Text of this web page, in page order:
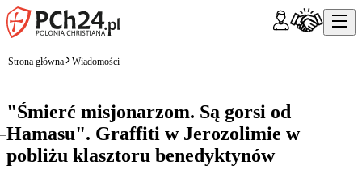
Strona główna Wiadomości
"Śmierć misjonarzom. Są gorsi od
Hamasu". Graffiti w Jerozolimie w
pobliżu klasztoru benedyktynów